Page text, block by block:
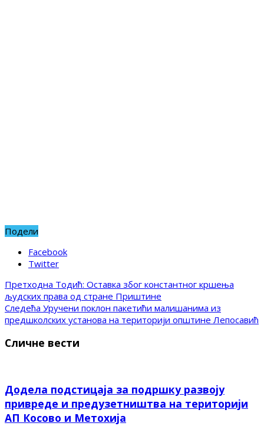
Подели
Facebook
Twitter
Претходна Тодић: Оставка због константног кршења
људских права од стране Приштине
Следећа Уручени поклон пакетићи малишанима из
предшколских установа на територији општине Лепосавић
Сличне вести
Додела подстицаја за подршку развоју
привреде и предузетништва на територији
АП Косово и Метохија